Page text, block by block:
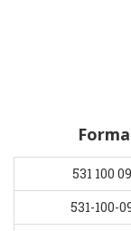
531 100
531-100-